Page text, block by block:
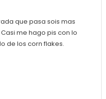
que pasa sois mas
me hago pis con lo
de los corn flakes.